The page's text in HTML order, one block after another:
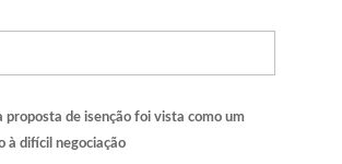
proposta de isenção foi vista como um
à difícil negociação